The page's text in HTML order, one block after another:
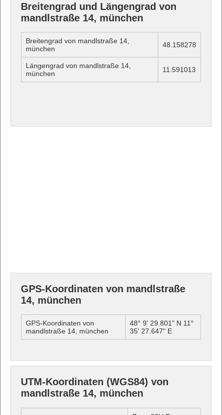
Breitengrad und Längengrad von
mandlstraße 14, münchen
Breitengrad von mandlstraße 14,
münchen
48.158278
Längengrad von mandlstraße 14,
münchen
11.591013
GPS-Koordinaten von mandlstraße
14, münchen
GPS-Koordinaten von
mandlstraße 14, münchen
48° 9' 29.801" N 11°
35' 27.647" E
UTM-Koordinaten (WGS84) von
mandlstraße 14, münchen